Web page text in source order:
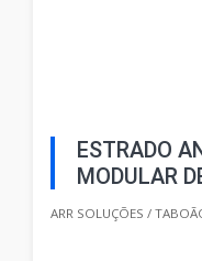
ESTRADO
MODULAR
ARR SOLUÇÕES /